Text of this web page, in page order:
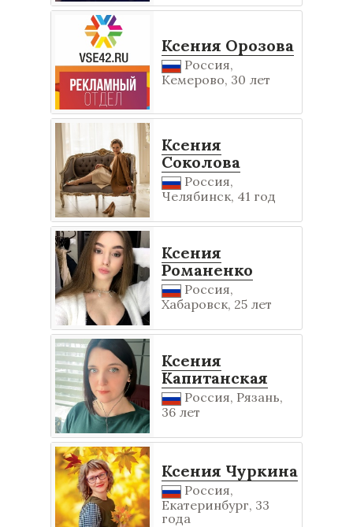
Ксения Орозова
Россия,
Кемерово, 30 лет
Ксения
Соколова
Россия,
Челябинск, 41 год
Ксения
Романенко
Россия,
Хабаровск, 25 лет
Ксения
Капитанская
Россия, Рязань,
36 лет
Ксения Чуркина
Россия,
Екатеринбург, 33
года